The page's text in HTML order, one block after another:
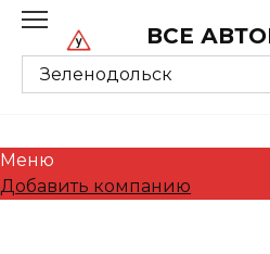
Skip
content
ВСЕ
Меню
Добавить компанию